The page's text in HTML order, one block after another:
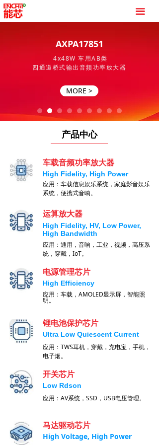
끀
车载音频功率放大器
应用：车载信息娱乐系统，家庭影音娱乐
系统，便携式音响。
High Fidelity, High Power
运算放大器
High Fidelity, HV, Low Power,
High Bandwidth
应用：通用，音响，工业，视频，高压系
统，穿戴，IoT。
电源管理芯片
High Efficiency
应用：车载，AMOLED显示屏，智能照
明。
锂电池保护芯片
Ultra Low Quiescent Current
应用：TWS耳机，穿戴，充电宝，手机，
电子烟。
开关芯片
Low Rdson
应用：AV系统，SSD，USB电压管理。
马达驱动芯片
High Voltage, High Power
产品中心
AXPA17851
4x48W 车用AB类
四通道桥式输出音频功率放大器
MORE >